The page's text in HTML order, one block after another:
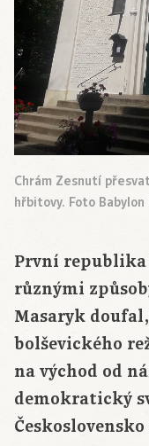
Chrám Zesnutí
hřbitovy. Foto
První
různými
Masaryk
bolševického
na východ od
demokratický